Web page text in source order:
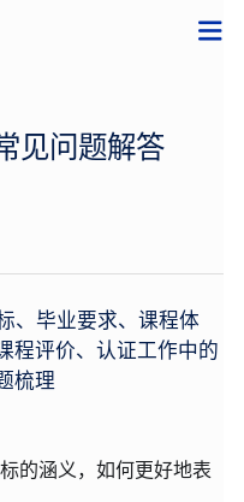
见问题解答
、毕业要求、课程体
程评价、认证工作中的
梳理
的涵义，如何更好地表